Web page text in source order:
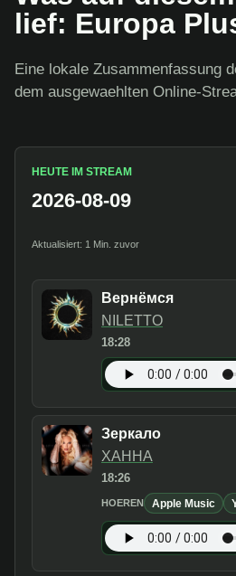
lief: Europa
Eine lokale Zusammenfassung
dem ausgewaehlten Online-
HEUTE IM STREAM
2026-08-09
Aktualisiert: 1 Min. zuvor
Вернёмся
NILETTO
18:28
Зеркало
ХАННА
18:26
HOEREN Apple Music